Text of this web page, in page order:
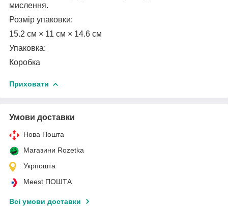
мислення.
Розмір упаковки:
15.2 см × 11 см × 14.6 см
Упаковка:
Коробка
Приховати
Умови доставки
Нова Пошта
Магазини Rozetka
Укрпошта
Meest ПОШТА
Всі умови доставки